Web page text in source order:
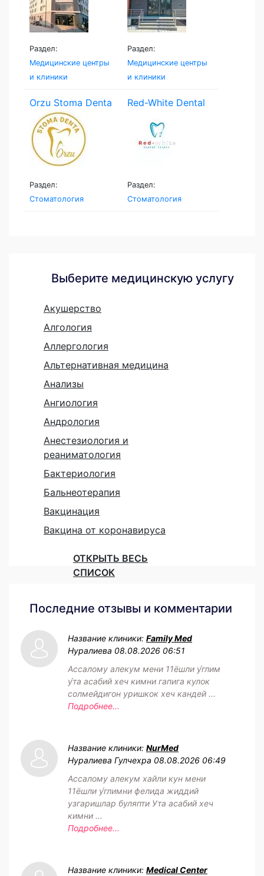
Раздел:
Медицинские центры
и клиники
Раздел:
Медицинские центры
и клиники
Orzu Stoma Denta
Раздел:
Стоматология
Red-White Dental
Раздел:
Стоматология
Выберите медицинскую услугу
Акушерство
Алгология
Аллергология
Альтернативная медицина
Анализы
Ангиология
Андрология
Анестезиология и
реаниматология
Бактериология
Бальнеотерапия
Вакцинация
Вакцина от коронавируса
ОТКРЫТЬ ВЕСЬ
СПИСОК
Последние отзывы и комментарии
Название клиники: Family Med
Нуралиева 08.08.2026 06:51
Ассалому алекум мени 11ёшли у́глим
у́та асабий хеч кимни гапига кулок
солмейдигон уришкок хеч кандей ...
Подробнее...
Название клиники: NurMed
Нуралиева Гулчехра 08.08.2026 06:49
Ассалому алекум хайли кун мени
11ёшли у́глимни фелида жиддий
узгаришлар буляпти Ута асабий хеч
кимни ...
Подробнее...
Название клиники: Medical Center